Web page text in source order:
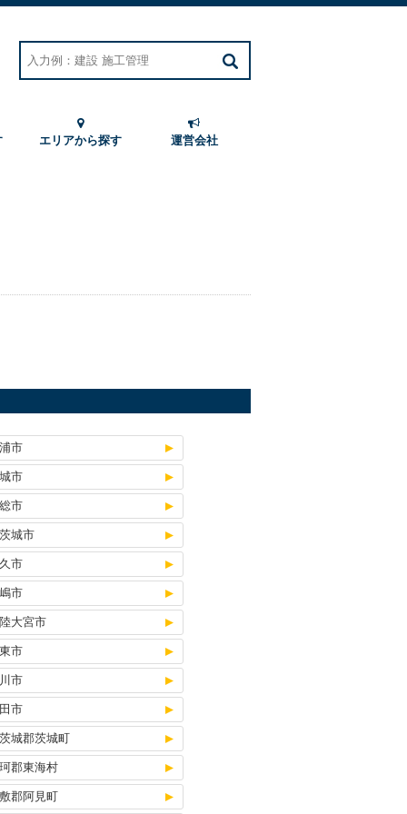
エリアから探す 運営会社
市
市
市
城市
市
市
大宮市
市
市
市
城郡茨城町
郡東海村
郡阿見町